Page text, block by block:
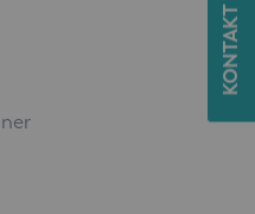
KONTAKT